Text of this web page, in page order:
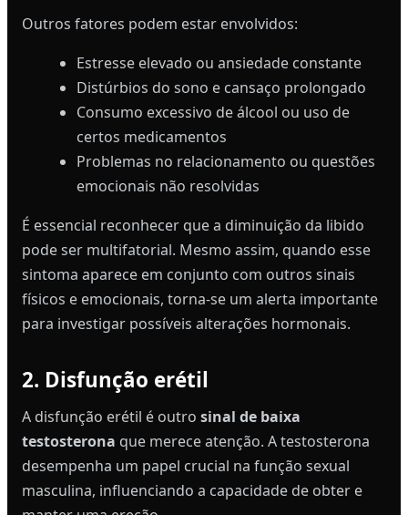
Outros fatores podem estar envolvidos:
Estresse elevado ou ansiedade constante
Distúrbios do sono e cansaço prolongado
Consumo excessivo de álcool ou uso de
certos medicamentos
Problemas no relacionamento ou questões
emocionais não resolvidas
É essencial reconhecer que a diminuição da libido
pode ser multifatorial. Mesmo assim, quando esse
sintoma aparece em conjunto com outros sinais
físicos e emocionais, torna-se um alerta importante
para investigar possíveis alterações hormonais.
2. Disfunção erétil
A disfunção erétil é outro sinal de baixa
testosterona que merece atenção. A testosterona
desempenha um papel crucial na função sexual
masculina, influenciando a capacidade de obter e